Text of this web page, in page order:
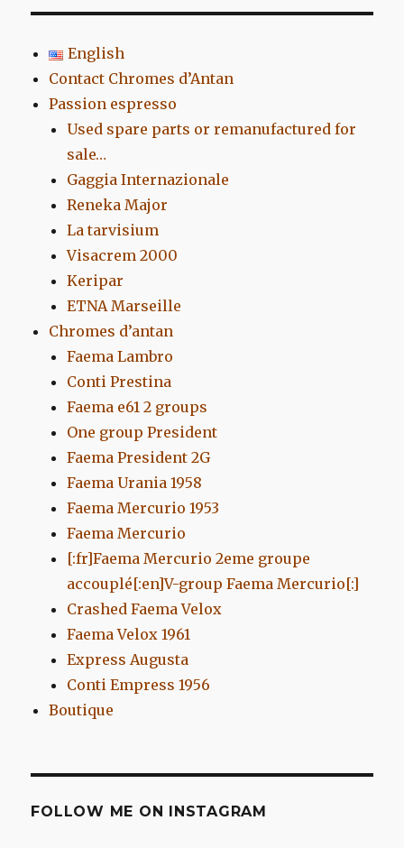
English
Contact Chromes d’Antan
Passion espresso
Used spare parts or remanufactured for
sale…
Gaggia Internazionale
Reneka Major
La tarvisium
Visacrem 2000
Keripar
ETNA Marseille
Chromes d’antan
Faema Lambro
Conti Prestina
Faema e61 2 groups
One group President
Faema President 2G
Faema Urania 1958
Faema Mercurio 1953
Faema Mercurio
[:fr]Faema Mercurio 2eme groupe
accouplé[:en]V-group Faema Mercurio[:]
Crashed Faema Velox
Faema Velox 1961
Express Augusta
Conti Empress 1956
Boutique
FOLLOW ME ON INSTAGRAM